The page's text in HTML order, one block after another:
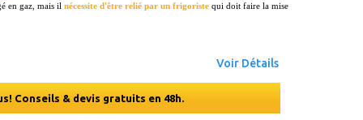
en gaz, mais il nécessite d'être relié par un frigoriste qui doit faire la mise
Voir Détails
Conseils & devis gratuits en 48h.